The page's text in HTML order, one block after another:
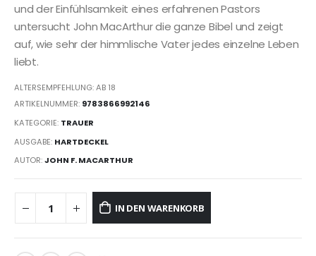
und der Einfühlsamkeit eines erfahrenen Pastors
untersucht John MacArthur die ganze Bibel und zeigt
auf, wie sehr der himmlische Vater jedes einzelne Leben
liebt.
ALTERSEMPFEHLUNG: AB 18
ARTIKELNUMMER: 9783866992146
KATEGORIE: TRAUER
AUSGABE: HARTDECKEL
AUTOR:JOHN F. MACARTHUR
IN DEN WARENKORB